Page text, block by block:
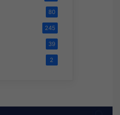
80
245
39
2